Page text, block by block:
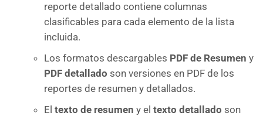
reporte detallado contiene columnas
clasificables para cada elemento de la lista
incluida.
Los formatos descargables PDF de Resumen y
PDF detallado son versiones en PDF de los
reportes de resumen y detallados.
El texto de resumen y el texto detallado son